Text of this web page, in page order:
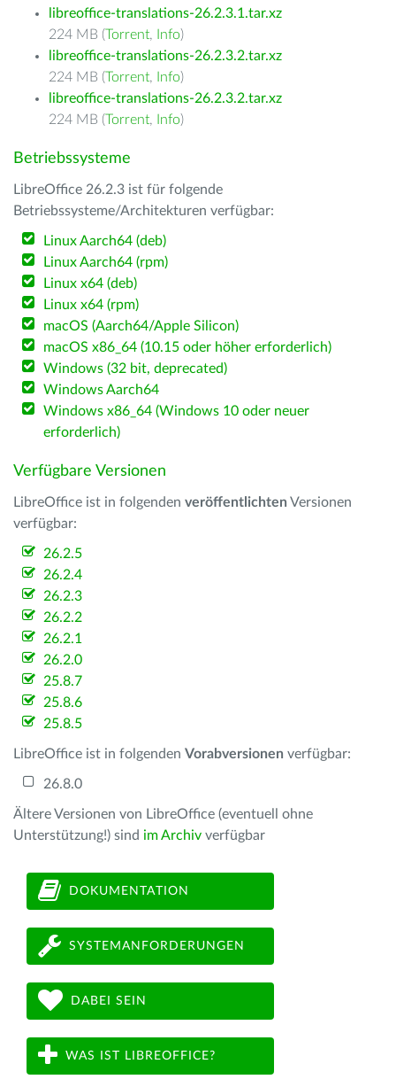
libreoffice-translations-26.2.3.1.tar.xz
224 MB (Torrent, Info)
libreoffice-translations-26.2.3.2.tar.xz
224 MB (Torrent, Info)
libreoffice-translations-26.2.3.2.tar.xz
224 MB (Torrent, Info)
Betriebssysteme
LibreOffice 26.2.3 ist für folgende
Betriebssysteme/Architekturen verfügbar:
Linux Aarch64 (deb)
Linux Aarch64 (rpm)
Linux x64 (deb)
Linux x64 (rpm)
macOS (Aarch64/Apple Silicon)
macOS x86_64 (10.15 oder höher erforderlich)
Windows (32 bit, deprecated)
Windows Aarch64
Windows x86_64 (Windows 10 oder neuer
erforderlich)
Verfügbare Versionen
LibreOffice ist in folgenden veröffentlichten Versionen
verfügbar:
26.2.5
26.2.4
26.2.3
26.2.2
26.2.1
26.2.0
25.8.7
25.8.6
25.8.5
LibreOffice ist in folgenden Vorabversionen verfügbar:
26.8.0
Ältere Versionen von LibreOffice (eventuell ohne
Unterstützung!) sind im Archiv verfügbar
DOKUMENTATION
SYSTEMANFORDERUNGEN
DABEI SEIN
WAS IST LIBREOFFICE?